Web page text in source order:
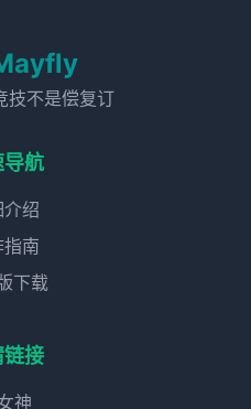
技不是偿复订
航
绍
南
下载
链接
神